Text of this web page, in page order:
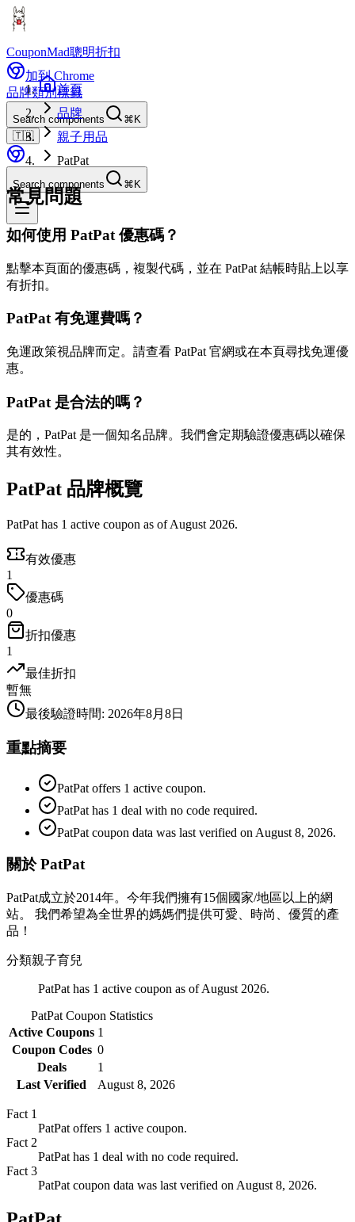
CouponMad聰明折扣
加到 Chrome
品牌類別標籤
Search components
⌘K
🇹🇼
Search components ⌘K
首頁
品牌
親子用品
PatPat
常見問題
如何使用 PatPat 優惠碼？
點擊本頁面的優惠碼，複製代碼，並在 PatPat 結帳時貼上以享
有折扣。
PatPat 有免運費嗎？
免運政策視品牌而定。請查看 PatPat 官網或在本頁尋找免運優
惠。
PatPat 是合法的嗎？
是的，PatPat 是一個知名品牌。我們會定期驗證優惠碼以確保
其有效性。
PatPat 品牌概覽
PatPat has 1 active coupon as of August 2026.
有效優惠
1
優惠碼
0
折扣優惠
1
最佳折扣
暫無
最後驗證時間: 2026年8月8日
重點摘要
PatPat offers 1 active coupon.
PatPat has 1 deal with no code required.
PatPat coupon data was last verified on August 8, 2026.
關於 PatPat
PatPat成立於2014年。今年我們擁有15個國家/地區以上的網
站。 我們希望為全世界的媽媽們提供可愛、時尚、優質的產
品！
分類親子育兒
PatPat has 1 active coupon as of August 2026.
PatPat Coupon Statistics
Active Coupons 1
Coupon Codes 0
Deals
1
Last Verified
August 8, 2026
Fact 1
PatPat offers 1 active coupon.
Fact 2
PatPat has 1 deal with no code required.
Fact 3
PatPat coupon data was last verified on August 8, 2026.